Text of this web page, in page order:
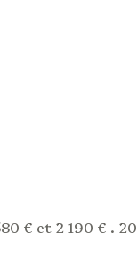
€ et 2 190 € .